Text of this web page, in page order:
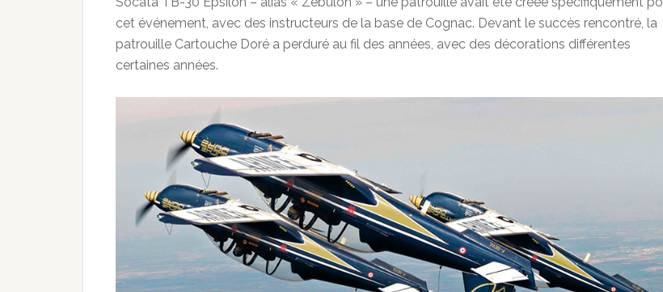
cet événement, avec des instructeurs de la base de Cognac. Devant le succès rencontré, la
patrouille Cartouche Doré a perduré au fil des années, avec des décorations différentes
certaines années.